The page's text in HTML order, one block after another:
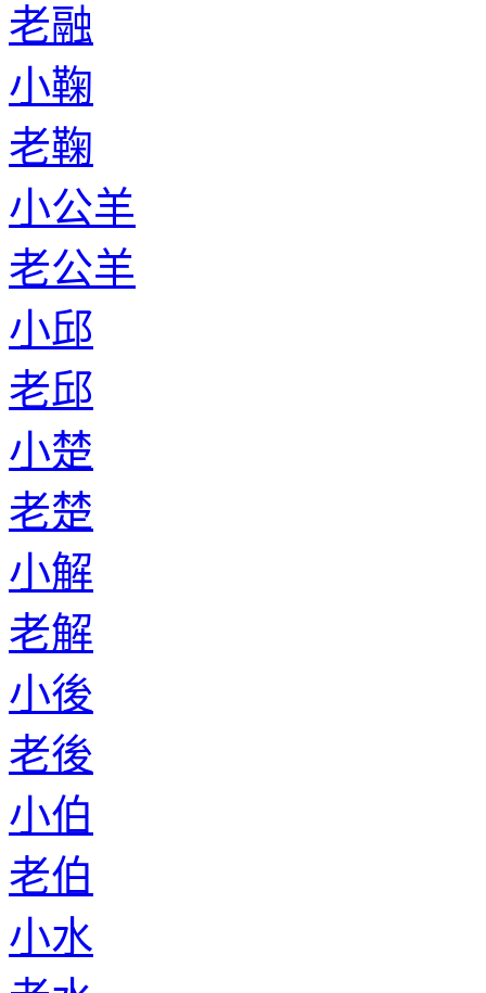
老融
小鞠
老鞠
小公羊
老公羊
小邱
老邱
小楚
老楚
小解
老解
小後
老後
小伯
老伯
小水